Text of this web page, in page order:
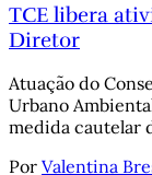
TCE libera
Diretor
Atuação do
Urbano
medida cautelar
Por Valentina